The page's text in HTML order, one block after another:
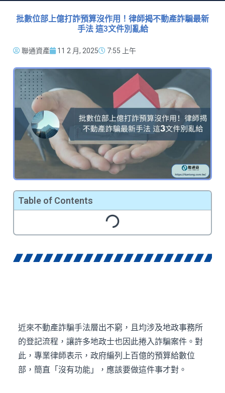
批數位部上億打詐預算沒作用！律師揭不動產詐騙最新
手法 這3文件別亂給
聯通資產 11 2 月, 2025 7:55 上午
Table of Contents
近來不動產詐騙手法層出不窮，且均涉及地政事務所
的登記流程，讓許多地政士也因此捲入詐騙案件。對
此，專業律師表示，政府編列上百億的預算給數位
部，簡直「沒有功能」，應該要做這件事才對。